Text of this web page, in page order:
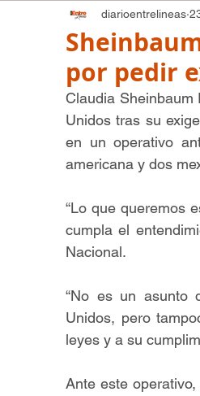
por pedir
diarioentrelineas
Claudia Sheinbaum
Unidos tras su
en un operativo
americana y dos
“Lo que queremos
cumpla el
Nacional.
“No es un asunto
Unidos, pero
leyes y a su
Ante este